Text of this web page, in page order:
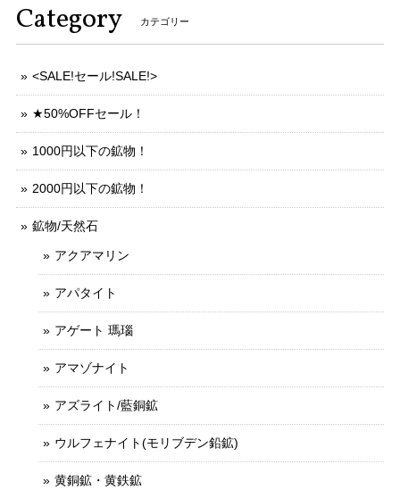
Category カテゴリー
<SALE!セール!SALE!>
★50%OFFセール！
1000円以下の鉱物！
2000円以下の鉱物！
鉱物/天然石
アクアマリン
アパタイト
アゲート 瑪瑙
アマゾナイト
アズライト/藍銅鉱
ウルフェナイト(モリブデン鉛鉱)
黄銅鉱・黄鉄鉱